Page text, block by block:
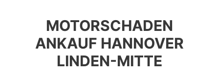
MOTORSCHADEN
ANKAUF HANNOVER
LINDEN-MITTE